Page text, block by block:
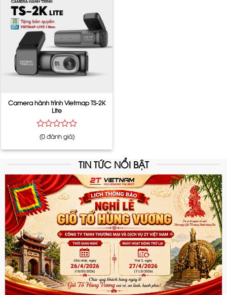
sao
Camera hành trình Vietmap TS-2K
Lite
Được
hạng
sao
(0 đánh giá)
TIN TỨC NỔI BẬT